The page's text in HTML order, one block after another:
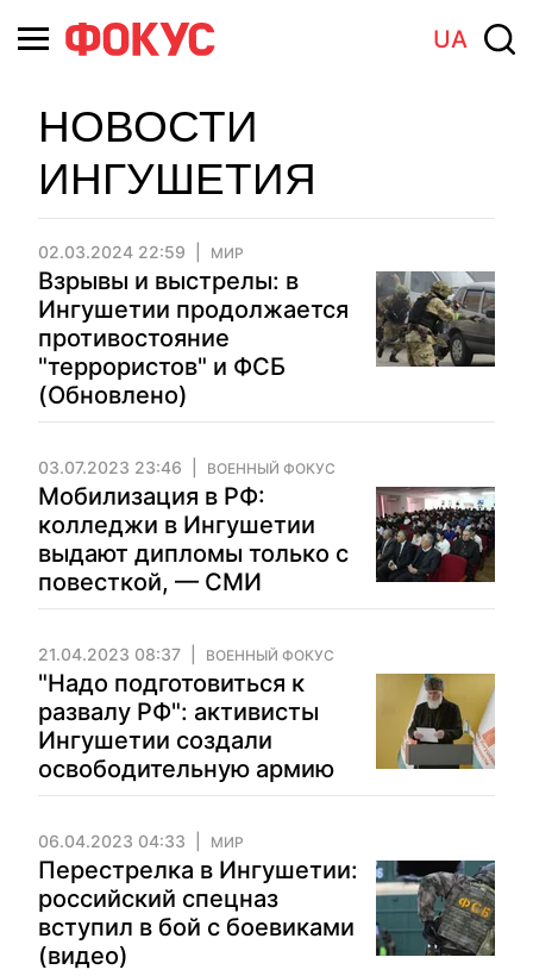
UA
НОВОСТИ
ИНГУШЕТИЯ
02.03.2024 22:59 МИР
Взрывы и выстрелы: в
Ингушетии продолжается
противостояние
"террористов" и ФСБ
(Обновлено)
03.07.2023 23:46 ВОЕННЫЙ ФОКУС
Мобилизация в РФ:
колледжи в Ингушетии
выдают дипломы только с
повесткой, — СМИ
21.04.2023 08:37 ВОЕННЫЙ ФОКУС
"Надо подготовиться к
развалу РФ": активисты
Ингушетии создали
освободительную армию
06.04.2023 04:33 МИР
Перестрелка в Ингушетии:
российский спецназ
вступил в бой с боевиками
(видео)